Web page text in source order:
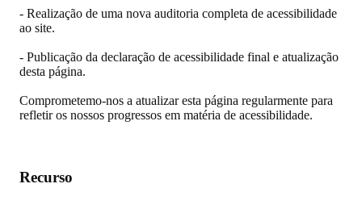
- Realização de uma nova auditoria completa de acessibilidade
ao site.
- Publicação da declaração de acessibilidade final e atualização
desta página.
Comprometemo-nos a atualizar esta página regularmente para
refletir os nossos progressos em matéria de acessibilidade.
Recurso